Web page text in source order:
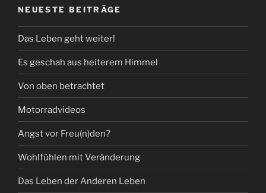
NEUESTE BEITRÄGE
Das Leben geht weiter!
Es geschah aus heiterem Himmel
Von oben betrachtet
Motorradvideos
Angst vor Freu(n)den?
Wohlfühlen mit Veränderung
Das Leben der Anderen Leben